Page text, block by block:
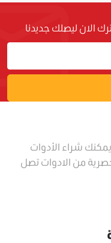
الان ليصلك جديدنا
.يمكنك شراء الأدوات
حصرية من الادوات تصل